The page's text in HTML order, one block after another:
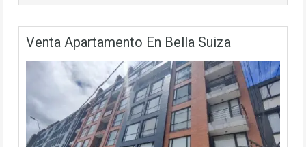
Venta Apartamento En Bella Suiza